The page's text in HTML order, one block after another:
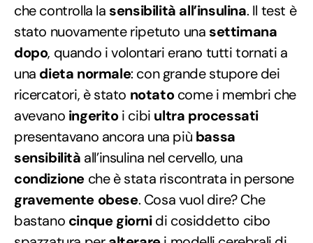
che controlla la sensibilità all’insulina. Il test è
stato nuovamente ripetuto una settimana
dopo, quando i volontari erano tutti tornati a
una dieta normale: con grande stupore dei
ricercatori, è stato notatocome i membri che
avevano ingeritoi cibi ultra processati
presentavano ancora una più bassa
sensibilità all’insulina nel cervello, una
condizione che è stata riscontrata in persone
gravemente obese. Cosa vuol dire? Che
bastano cinque giornidi cosiddetto cibo